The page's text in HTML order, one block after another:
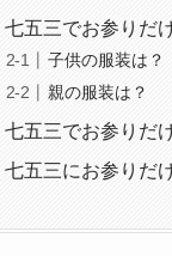
七五三でお参りだ
子供の服装は？
親の服装は？
七五三でお参りだ
七五三にお参りだ